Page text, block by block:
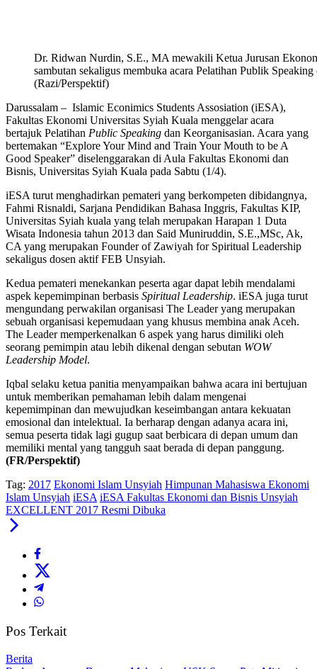
Dr. Ridwan Nurdin, S.E., MA mewakili Ketua Jurusan
sambutan sekaligus membuka acara Pelatihan Publik
(Razi/Perspektif)
Darussalam – Islamic Econimics Students Assosiation (iESA),
Fakultas Ekonomi Universitas Syiah Kuala menggelar acara
bertajuk Pelatihan Public Speaking dan Keorganisasian. Acara yang
bertemakan “Explore Your Mind and Train Your Mouth to be A
Good Speaker” diselenggarakan di Aula Fakultas Ekonomi dan
Bisnis, Universitas Syiah Kuala pada Sabtu (1/4).
iESA turut menghadirkan pemateri yang berkompeten dibidangnya,
Fahmi Risnaldi, Sarjana Pendidikan Bahasa Inggris, Fakultas KIP,
Universitas Syiah kuala yang telah merupakan Harapan 1 Duta
Wisata Indonesia tahun 2013 dan Said Muniruddin, S.E.,MSc, Ak,
CA yang merupakan Founder of Zawiyah for Spiritual Leadership
sekaligus dosen aktif FEB Unsyiah.
Kedua pemateri menekankan peserta agar dapat lebih mendalami
aspek kepemimpinan berbasis Spiritual Leadership. iESA juga turut
mengundang perwakilan organisasi The Leader yang merupakan
sebuah organisasi kepemudaan yang khusus membina anak Aceh.
The Leader memperkenalkan 6 aspek yang harus dimiliki oleh
seorang pemimpin atau lebih dikenal dengan sebutan WOW
Leadership Model.
Iqbal selaku ketua panitia menyampaikan bahwa acara ini bertujuan
untuk memberikan pemahaman lebih dalam mengenai
kepemimpinan dan mewujudkan keseimbangan antara kekuatan
emosional dan intelektual. Ia berharap dengan adanya acara ini,
semua peserta tidak lagi gugup saat berbicara di depan umum dan
memiliki mental yang tangguh saat berada di depan panggung.
(FR/Perspektif)
Tag: 2017 Ekonomi Islam Unsyiah Himpunan Mahasiswa Ekonomi
Islam Unsyiah iESA iESA Fakultas Ekonomi dan Bisnis Unsyiah
EXCELLENT 2017 Resmi Dibuka
Pos Terkait
Berita